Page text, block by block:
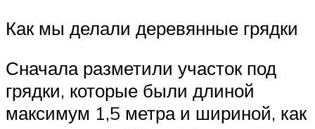
Как мы делали деревянные грядки
Сначала разметили участок под
грядки, которые были длиной
максимум 1,5 метра и шириной, как